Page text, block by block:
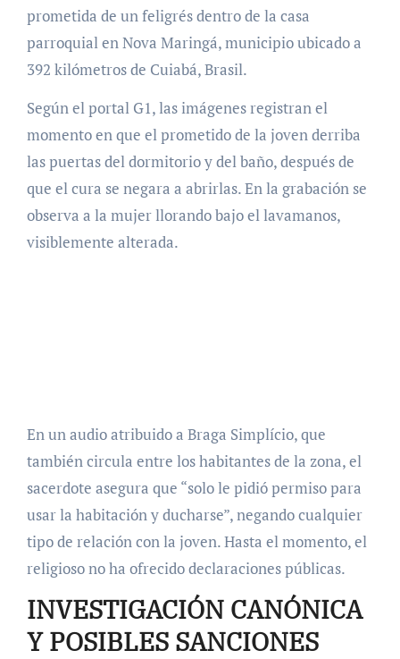
prometida de un feligrés dentro de la casa
parroquial en Nova Maringá, municipio ubicado a
392 kilómetros de Cuiabá, Brasil.
Según el portal G1, las imágenes registran el
momento en que el prometido de la joven derriba
las puertas del dormitorio y del baño, después de
que el cura se negara a abrirlas. En la grabación se
observa a la mujer llorando bajo el lavamanos,
visiblemente alterada.
En un audio atribuido a Braga Simplício, que
también circula entre los habitantes de la zona, el
sacerdote asegura que “solo le pidió permiso para
usar la habitación y ducharse”, negando cualquier
tipo de relación con la joven. Hasta el momento, el
religioso no ha ofrecido declaraciones públicas.
INVESTIGACIÓN CANÓNICA
Y POSIBLES SANCIONES